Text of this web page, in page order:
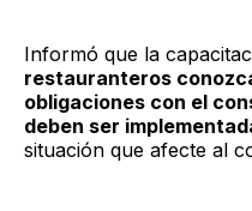
Informó que la
restauranteros
obligaciones con el
deben ser
situación que afecte al